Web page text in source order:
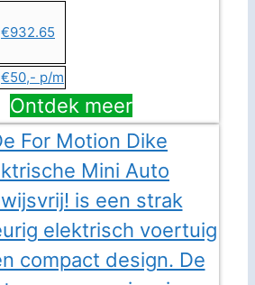
€932.65
€50,- p/m
Ontdek meer